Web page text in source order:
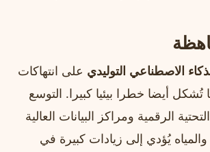
الاصطناعي التوليدي على انتهاكات
تُشكل أيضا خطرا بيئيا كبيرا. التوسع
الرقمية ومراكز البيانات العالية
يُؤدي إلى زيادات كبيرة في